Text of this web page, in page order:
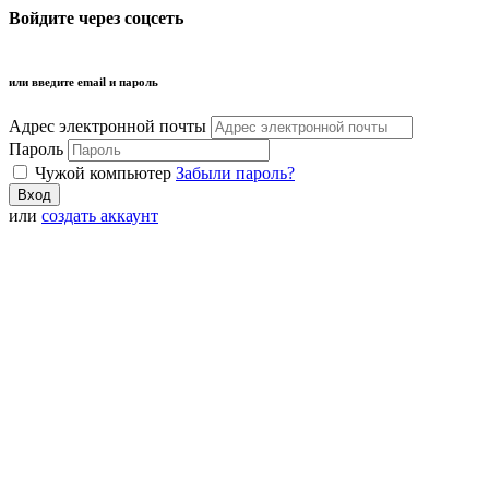
Войдите через соцсеть
или введите email и пароль
Адрес электронной почты
Пароль
Чужой компьютер Забыли пароль?
или создать аккаунт